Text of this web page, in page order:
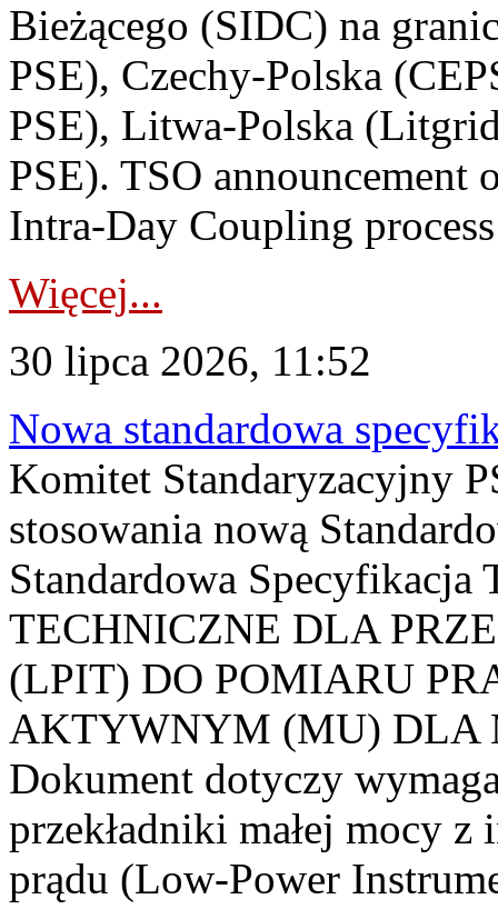
Bieżącego (SIDC) na
PSE), Czechy-Polska
PSE), Litwa-Polska
PSE). TSO announcement
Intra-Day Coupling
Więcej...
30 lipca 2026, 11:52
Nowa standardowa
Komitet Standaryzacyjny
stosowania nową
Standardowa
TECHNICZNE DLA
(LPIT) DO POMIARU
AKTYWNYM (MU) DLA
Dokument dotyczy
przekładniki małej mocy
prądu (Low-Power